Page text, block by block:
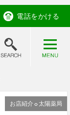
電話をかける
お店紹介☼太陽薬局